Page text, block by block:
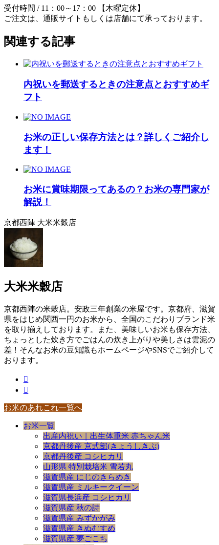
受付時間 / 11：00～17：00 【木曜定休】
ご注文は、通販サイトもしくは店舗にて承っております。
関連する記事
内祝いを郵送するときの注意点とおすすめギ
フト
お米の正しい保存方法とは？詳しくご紹介し
ます！
お米に賞味期限ってあるの？お米の専門家が
解説！
京都西陣 大米米穀店
大米米穀店
京都西陣の米穀店。安政三年創業の米屋です。京都府、滋賀
県をはじめ関西一円のお米から、全国のこだわりブランド米
を取り揃えしております。また、美味しいお米も保存方法、
ちょっとした炊き方でごはんの炊き上がりや美しさは雲泥の
差！そんなお米の豆知識もホームページやSNSでご紹介して
おります。
お米のあれこれ一覧へ
お米一覧
出産内祝い｜出生体重米 赤ちゃん米
京都丹後産 京式部(きょうしきぶ)
京都丹後産 コシヒカリ
山形県 特別栽培米 雪若丸
滋賀県産 にじのきらめき
滋賀県産 ミルキークイーン
滋賀県長浜産 コシヒカリ
滋賀県産 秋の詩
滋賀県産 みずかがみ
滋賀県産 きぬむすめ
滋賀県産 夢ごこち